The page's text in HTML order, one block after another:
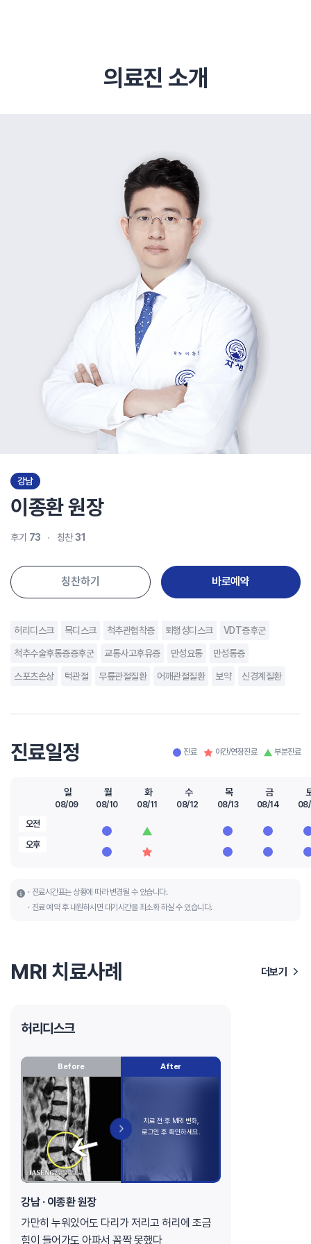
#초음파약침 #척추압박골절
의료진 소개
강남
이종환원장
후기 73 칭찬 31
칭찬하기 바로예약
허리디스크 목디스크 척추관협착증 퇴행성디스크 VDT증후군
척추수술후통증증후군 교통사고후유증 만성요통 만성통증
스포츠손상 턱관절 무릎관절질환 어깨관절질환 보약 신경계질환
진료일정 진료 야간/연장진료 부분진료
오전
오후
일
08/09
월
08/10
화
08/11
수
08/12
목
08/13
금
08/14
진료시간표는 상황에 따라 변경될 수 있습니다.
진료 예약 후 내원하시면 대기시간을 최소화 하실 수 있습니다.
MRI 치료사례 더보기
허리디스크
Before After
강남 · 이종환 원장
가만히 누워있어도 다리가 저리고 허리에 조금
힘이 들어가도 아파서 꼼짝 못했다